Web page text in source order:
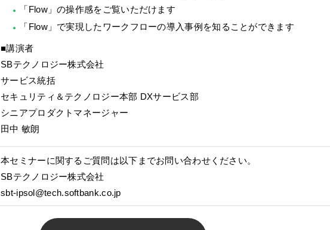
「Flow」の操作感をご覧いただけます
「Flow」で実現したワークフローの導入事例を知ることができます
■講演者
SBテクノロジー株式会社
サービス統括
セキュリティ＆テクノロジー本部 DXサービス部
シニアプロダクトマネージャー
田中 敏朗
本セミナーに関するご質問は以下までお問い合わせください。
SBテクノロジー株式会社
sbt-ipsol@tech.softbank.co.jp